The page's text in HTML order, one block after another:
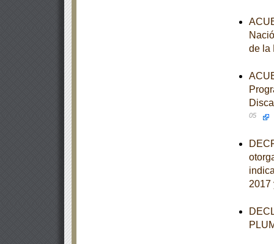
de la
05
2017